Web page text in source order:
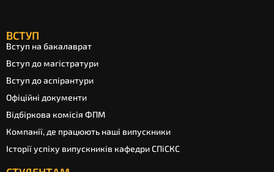
ВСТУП
Вступ на бакалаврат
Вступ до магістратури
Вступ до аспірантури
Офіційні документи
Відбіркова комісія ФПМ
Компанії, де працюють наші випускники
Історії успіху випускників кафедри СПіСКС